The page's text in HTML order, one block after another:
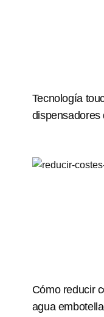
Tecnología
dispensadores
Cómo reducir
agua